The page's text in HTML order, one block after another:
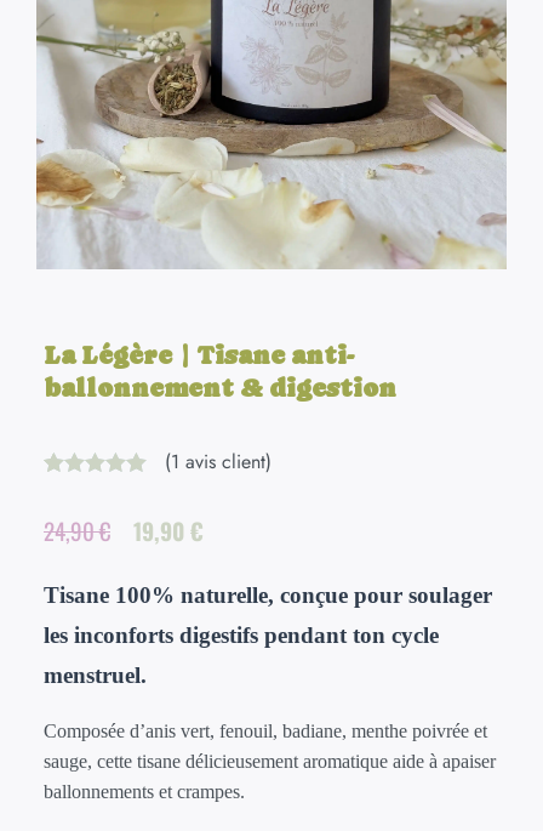
La Légère | Tisane anti-
ballonnement & digestion
surnotation
client
(1 avis client)
24,90€
Le
initial
24,90 €.
19,90 €
actuel
19,90 €.
Tisane 100% naturelle, conçue pour soulager
les inconforts digestifs pendant ton cycle
menstruel.
Composée d’anis vert, fenouil, badiane, menthe poivrée et
sauge, cette tisane délicieusement aromatique aide à apaiser
ballonnements et crampes.